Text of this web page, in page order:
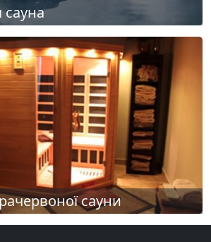
сауна
сауни